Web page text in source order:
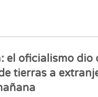
el oficialismo dio
tierras a